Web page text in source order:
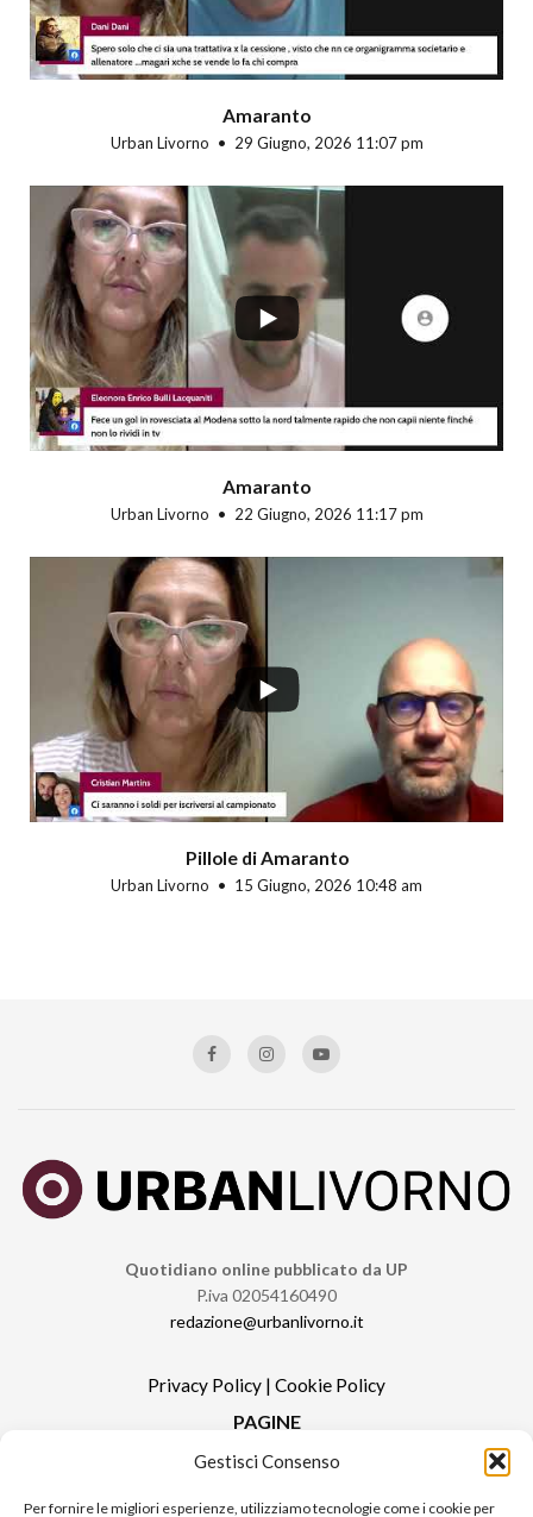
Gestisci Consenso
Per fornire le migliori esperienze, utilizziamo tecnologie come i cookie per
Amaranto
Urban Livorno 29 Giugno, 2026 11:07 pm
Amaranto
Urban Livorno 22 Giugno, 2026 11:17 pm
Pillole di Amaranto
Urban Livorno 15 Giugno, 2026 10:48 am
Quotidiano online pubblicato da UP
P.iva 02054160490
redazione@urbanlivorno.it
Privacy Policy | Cookie Policy
PAGINE
Redazione
Contatti